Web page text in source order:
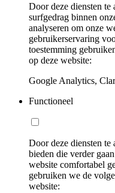
Door deze diensten
surfgedrag binnen
analyseren om onze
gebruikerservaring
toestemming
op deze website:
Google Analytics,
Functioneel
Door deze diensten te
bieden die verder
website comfortabel
gebruiken we de
website: